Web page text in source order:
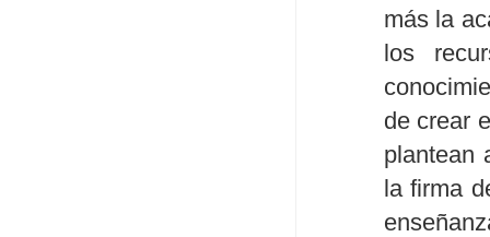
más la
los
de crear
plantean
la firma